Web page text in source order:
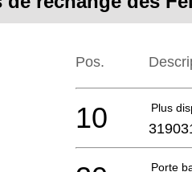
Pos.
Plus
10
Porte